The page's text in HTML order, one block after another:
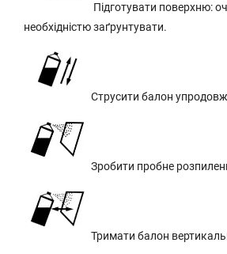
Підготувати поверхню:
необхідністю заґрунтувати.
Струсити балон
Зробити пробне
Тримати балон